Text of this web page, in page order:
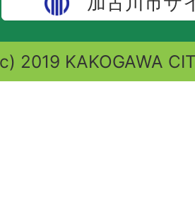
2019 KAKOGAWA